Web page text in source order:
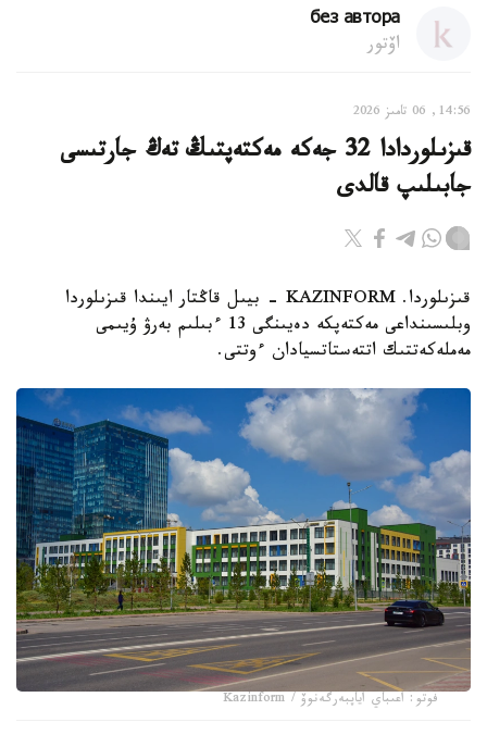
без автора
اۆتور
14:56, 06 تامىز 2026
قىزىلوردادا 32 جەكە مەكتەپتىڭ تەڭ جارتىسى
جابىلىپ قالدى
قىزىلوردا. KAZINFORM - بيىل قاڭتار ايىندا قىزىلوردا
وبلىسىنداعى مەكتەپكە دەيىنگى 13 ءبىلىم بەرۋ ۇيىمى
مەملەكەتتىك اتتەستاتسيادان ءوتتى.
فوتو: اعىباي اياپبەرگەنوۆ / Kazinform